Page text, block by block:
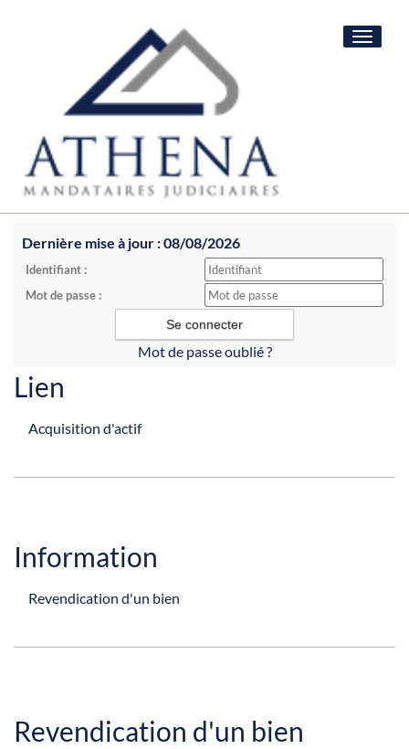
Toggle
Dernière mise à jour : 08/08/2026
Identifiant :
Mot de passe :
Mot de passe oublié ?
Lien
Acquisition d'actif
Information
Revendication d'un bien
Revendication d'un bien